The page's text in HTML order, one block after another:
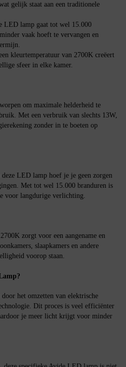
gelijk staat aan een traditionele
LED lamp gaat tot wel 15.000
vaak hoeft te vervangen en
kleurtemperatuur van 2700K creëert
sfeer in elke kamer.
om maximale helderheid te
Met een verbruik van slechts 13W,
zonder in te boeten op
LED lamp hoef je je geen zorgen
Met tot wel 15.000 branduren is
voor langdurige verlichting.
zorgt voor een aangename en
slaapkamers en andere
voorop staan.
het omzetten van elektrische
Dit proces is veel efficiënter
je meer licht krijgt voor minder